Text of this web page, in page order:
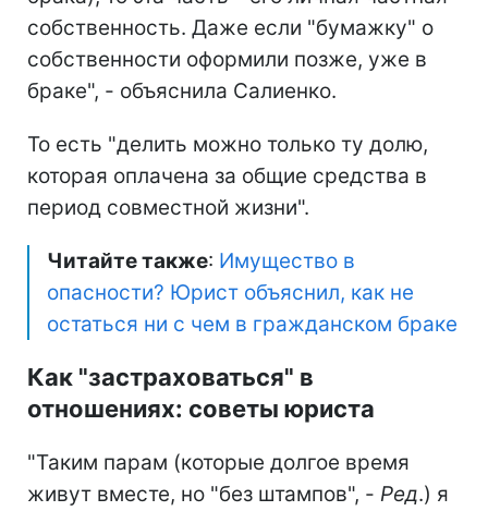
собственность. Даже если "бумажку" о
собственности оформили позже, уже в
браке", - объяснила Салиенко.
То есть "делить можно только ту долю,
которая оплачена за общие средства в
период совместной жизни".
Читайте также: Имущество в
опасности? Юрист объяснил, как не
остаться ни с чем в гражданском браке
Как "застраховаться" в
отношениях: советы юриста
"Таким парам (которые долгое время
живут вместе, но "без штампов", - Ред.) я